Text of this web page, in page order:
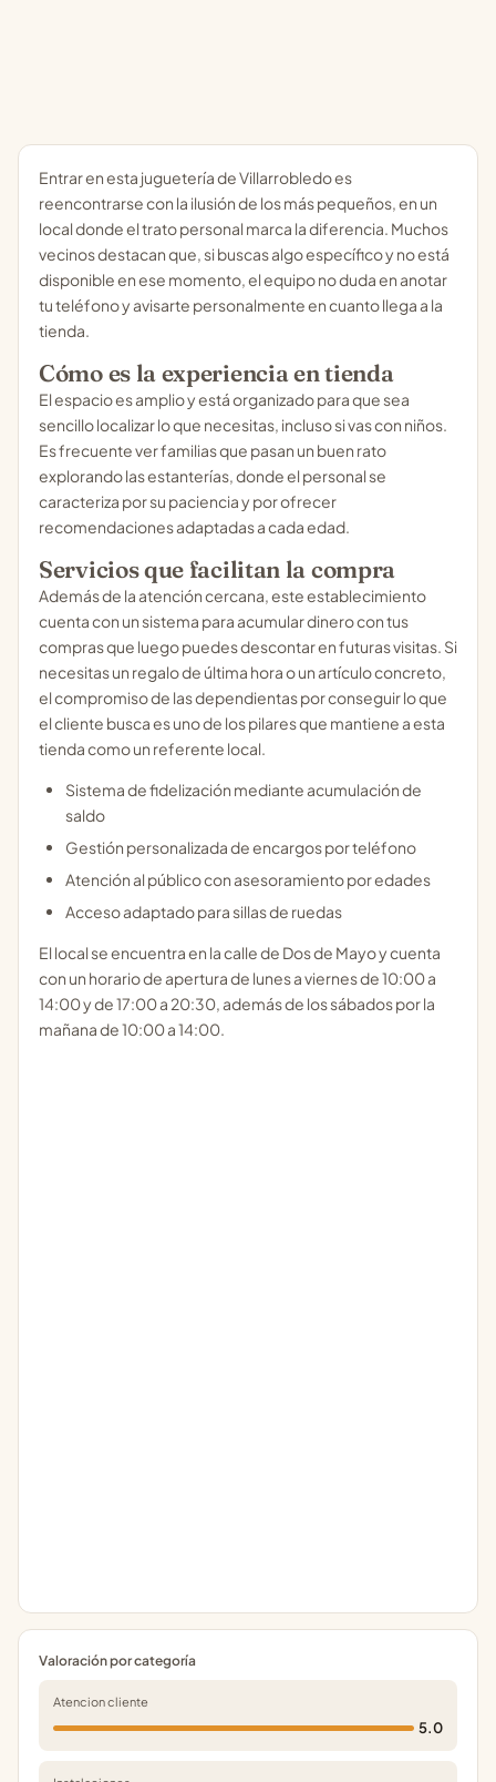
Entrar en esta juguetería de Villarrobledo es
reencontrarse con la ilusión de los más pequeños, en un
local donde el trato personal marca la diferencia. Muchos
vecinos destacan que, si buscas algo específico y no está
disponible en ese momento, el equipo no duda en anotar
tu teléfono y avisarte personalmente en cuanto llega a la
tienda.
Cómo es la experiencia en tienda
El espacio es amplio y está organizado para que sea
sencillo localizar lo que necesitas, incluso si vas con niños.
Es frecuente ver familias que pasan un buen rato
explorando las estanterías, donde el personal se
caracteriza por su paciencia y por ofrecer
recomendaciones adaptadas a cada edad.
Servicios que facilitan la compra
Además de la atención cercana, este establecimiento
cuenta con un sistema para acumular dinero con tus
compras que luego puedes descontar en futuras visitas. Si
necesitas un regalo de última hora o un artículo concreto,
el compromiso de las dependientas por conseguir lo que
el cliente busca es uno de los pilares que mantiene a esta
tienda como un referente local.
Sistema de fidelización mediante acumulación de
saldo
Gestión personalizada de encargos por teléfono
Atención al público con asesoramiento por edades
Acceso adaptado para sillas de ruedas
El local se encuentra en la calle de Dos de Mayo y cuenta
con un horario de apertura de lunes a viernes de 10:00 a
14:00 y de 17:00 a 20:30, además de los sábados por la
mañana de 10:00 a 14:00.
Valoración por categoría
Atencion cliente
5.0